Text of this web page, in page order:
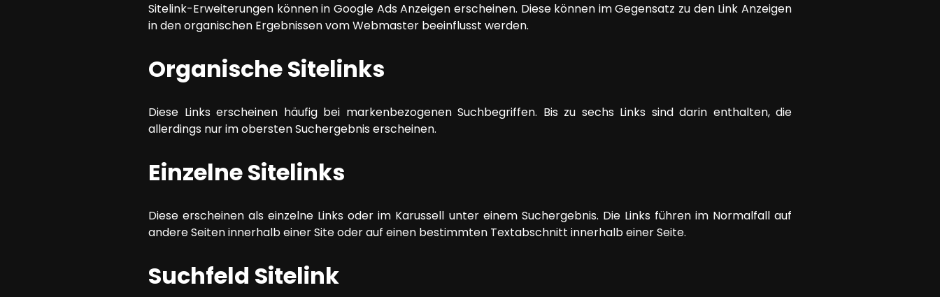
Sitelink-Erweiterungen können in Google Ads Anzeigen erscheinen. Diese können im Gegensatz zu den Link Anzeigen
in den organischen Ergebnissen vom Webmaster beeinflusst werden.
Organische Sitelinks
Diese Links erscheinen häufig bei markenbezogenen Suchbegriffen. Bis zu sechs Links sind darin enthalten, die
allerdings nur im obersten Suchergebnis erscheinen.
Einzelne Sitelinks
Diese erscheinen als einzelne Links oder im Karussell unter einem Suchergebnis. Die Links führen im Normalfall auf
andere Seiten innerhalb einer Site oder auf einen bestimmten Textabschnitt innerhalb einer Seite.
Suchfeld Sitelink